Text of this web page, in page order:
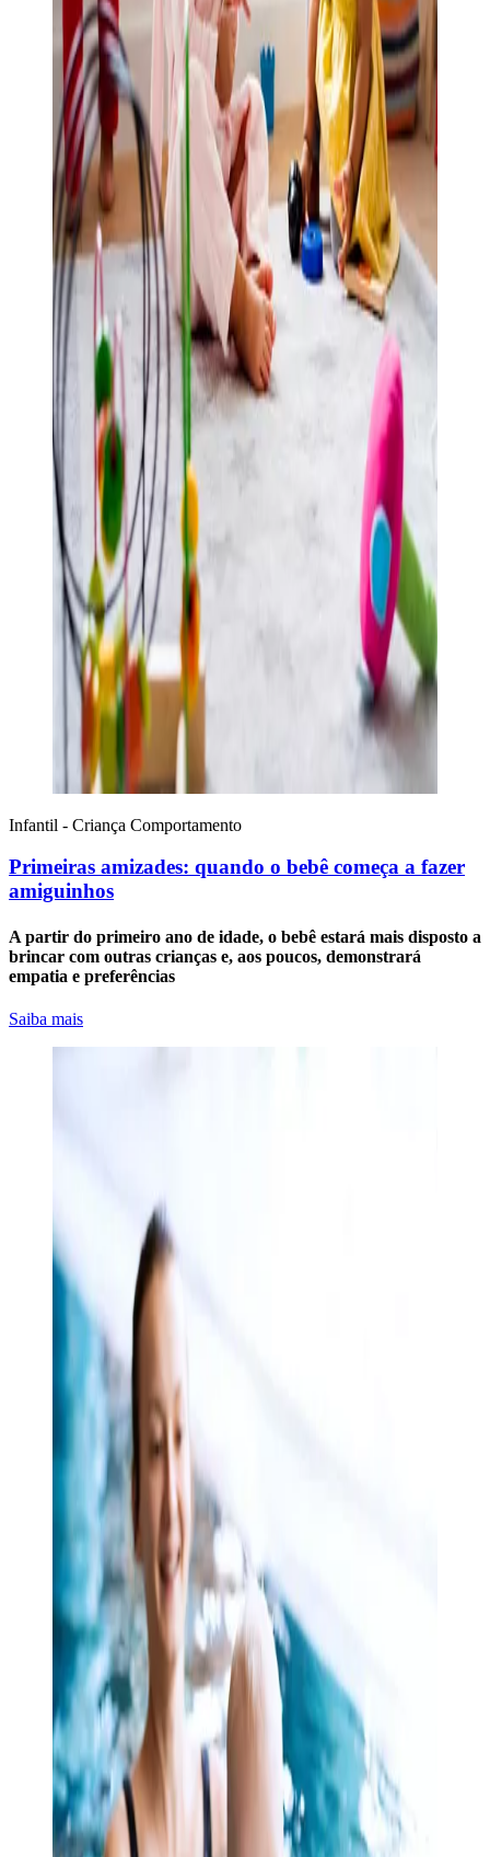
Infantil - Criança Comportamento
Primeiras amizades: quando o bebê começa a fazer
amiguinhos
A partir do primeiro ano de idade, o bebê estará mais disposto a
brincar com outras crianças e, aos poucos, demonstrará
empatia e preferências
Saiba mais